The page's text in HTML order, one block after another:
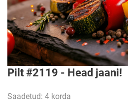
Pilt #2119 - Head jaani!
Saadetud: 4 korda